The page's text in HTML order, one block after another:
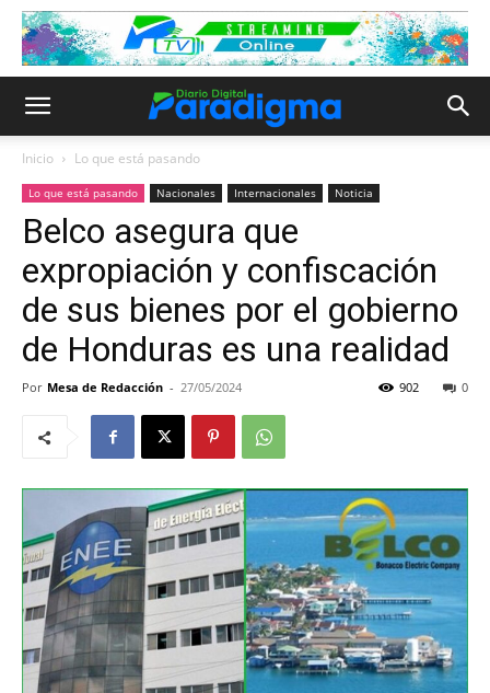
Inicio Lo que está pasando
Lo que está pasando Nacionales Internacionales Noticia
Belco asegura que
expropiación y confiscación
de sus bienes por el gobierno
de Honduras es una realidad
Por Mesa de Redacción - 27/05/2024 0
902